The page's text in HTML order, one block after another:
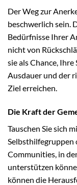
Der Weg zur
beschwerlich sein.
Bedürfnisse Ihrer
nicht von
sie als Chance,
Ausdauer und der
Ziel erreichen.
Die Kraft der
Tauschen Sie sich
Selbsthilfegruppen
Communities, in
unterstützen
können die